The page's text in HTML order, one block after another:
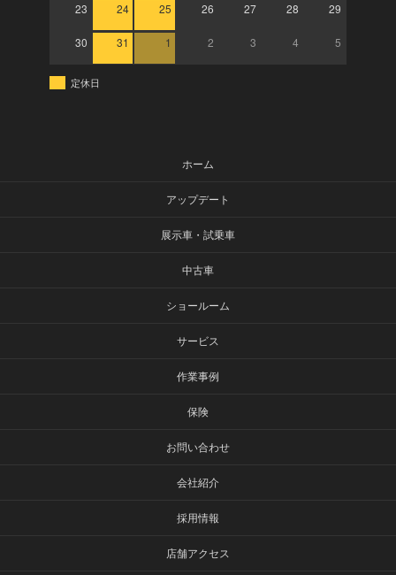
23 24 25 26 27 28 29
30 31 1 2 3 4 5
定休日
ホーム
アップデート
展示車・試乗車
中古車
ショールーム
サービス
作業事例
保険
お問い合わせ
会社紹介
採用情報
店舗アクセス